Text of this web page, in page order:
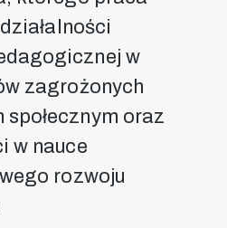
w
zagrożonych
oraz
w nauce
rozwoju